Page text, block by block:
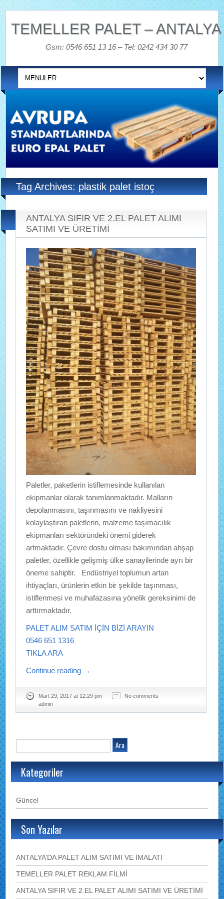
TEMELLER PALET – ANTALYA
Gsm: 0546 651 13 16 – Tel: 0242 434 30 77
Tag Archives: plastik palet istoç
ANTALYA SIFIR VE 2.EL PALET ALIMI
SATIMI VE ÜRETİMİ
Paletler, paketlerin istiflemesinde kullanılan
ekipmanlar olarak tanımlanmaktadır. Malların
depolanmasını, taşınmasını ve nakliyesini
kolaylaştıran paletlerin, malzeme taşımacılık
ekipmanları sektöründeki önemi giderek
artmaktadır. Çevre dostu olması bakımından ahşap
paletler, özellikle gelişmiş ülke sanayilerinde ayrı bir
öneme sahiptir. Endüstriyel toplumun artan
ihtiyaçları, ürünlerin etkin bir şekilde taşınması,
istiflenmesi ve muhafazasına yönelik gereksinimi de
arttırmaktadır.
PALET ALIM SATIM İÇİN BİZİ ARAYIN
0546 651 1316
TIKLA ARA
Continue reading →
Mart 29, 2017 at 12:29 pm
No comments
admin
Kategoriler
Güncel
Son Yazılar
ANTALYA’DA PALET ALIM SATIMI VE İMALATI
TEMELLER PALET REKLAM FİLMİ
ANTALYA SIFIR VE 2.EL PALET ALIMI SATIMI VE ÜRETİMİ